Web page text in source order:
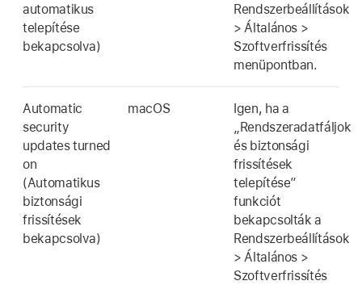
automatikus
telepítése
bekapcsolva)
Rendszerbeállítások
> Általános >
Szoftverfrissítés
menüpontban.
Automatic
security
updates turned
on
(Automatikus
biztonsági
frissítések
bekapcsolva)
macOS
Igen, ha a
„Rendszeradatfáljok
és biztonsági
frissítések
telepítése”
funkciót
bekapcsolták a
Rendszerbeállítások
> Általános >
Szoftverfrissítés